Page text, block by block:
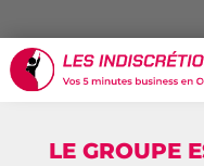
LE GROUPE